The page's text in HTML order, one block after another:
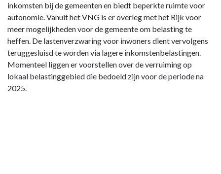
inkomsten bij de gemeenten en biedt beperkte ruimte voor
autonomie. Vanuit het VNG is er overleg met het Rijk voor
meer mogelijkheden voor de gemeente om belasting te
heffen. De lastenverzwaring voor inwoners dient vervolgens
teruggesluisd te worden via lagere inkomstenbelastingen.
Momenteel liggen er voorstellen over de verruiming op
lokaal belastinggebied die bedoeld zijn voor de periode na
2025.